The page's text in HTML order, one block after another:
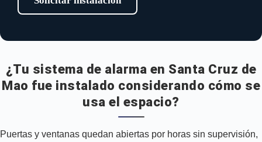
¿Tu sistema de alarma en Santa Cruz de
Mao fue instalado considerando cómo se
usa el espacio?
Puertas y ventanas quedan abiertas por horas sin supervisión,